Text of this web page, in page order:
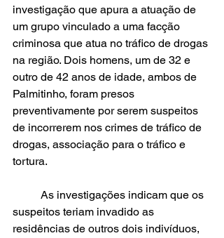
investigação que apura a atuação de
um grupo vinculado a uma facção
criminosa que atua no tráfico de drogas
na região. Dois homens, um de 32 e
outro de 42 anos de idade, ambos de
Palmitinho, foram presos
preventivamente por serem suspeitos
de incorrerem nos crimes de tráfico de
drogas, associação para o tráfico e
tortura.
suspeitos teriam invadido as
residências de outros dois indivíduos,